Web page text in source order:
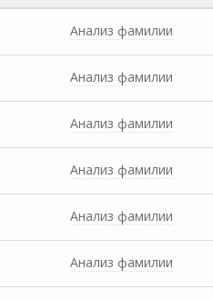
Анализ фамилии
Анализ фамилии
Анализ фамилии
Анализ фамилии
Анализ фамилии
Анализ фамилии